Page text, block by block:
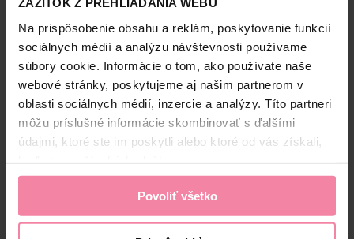
Na prispôsobenie obsahu a reklám, poskytovanie funkcií
sociálnych médií a analýzu návštevnosti používame
súbory cookie. Informácie o tom, ako používate naše
webové stránky, poskytujeme aj našim partnerom v
oblasti sociálnych médií, inzercie a analýzy. Títo partneri
môžu príslušné informácie skombinovať s ďalšími
údajmi, ktoré ste im poskytli alebo ktoré od vás získali,
Povoliť všetko
Bezpečnosť a balenie
Zloženie
High-contrast mode
Alternatívne produkty